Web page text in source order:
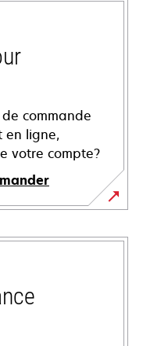
commande
en ligne,
votre compte?